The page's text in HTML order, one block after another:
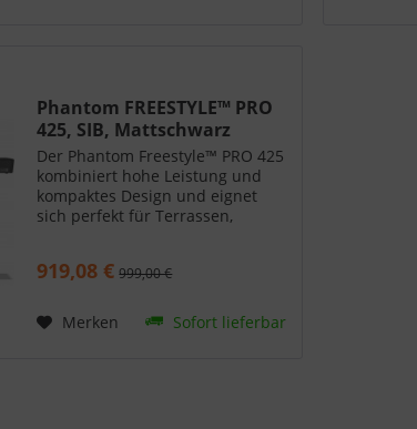
Phantom FREESTYLE™ PRO
425, SIB, Mattschwarz
Der Phantom Freestyle™ PRO 425
kombiniert hohe Leistung und
kompaktes Design und eignet
sich perfekt für Terrassen,
Qualität, die Napoleon
den...
919,08 € 999,00 €
Merken Sofort lieferbar